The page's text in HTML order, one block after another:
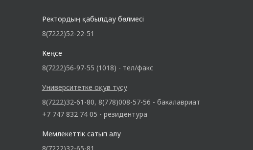
Ректордың қабылдау бөлмесі
8(7222)52-22-51
Кеңсе
8(7222)56-97-55 (1018) - тел/факс
Университетке оқуға түсу
8(7222)32-61-80, 8(778)008-57-56 - бакалавриат
+7 747 832 74 05 - резидентура
Мемлекеттік сатып алу
8(7222)32-65-81